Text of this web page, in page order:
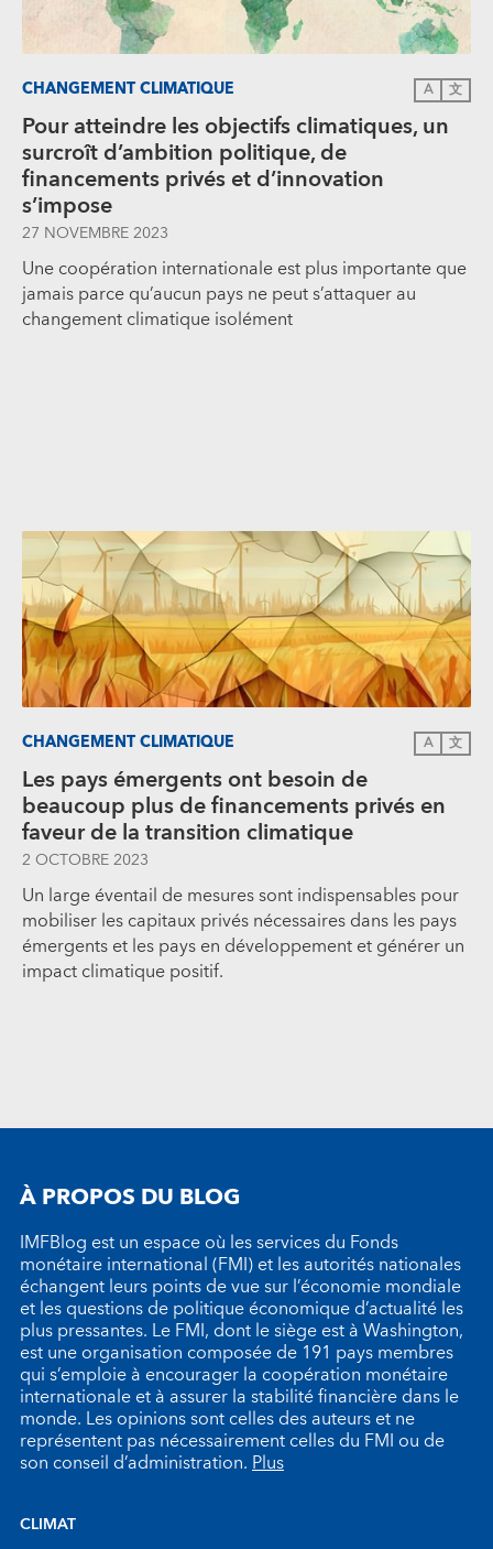
CHANGEMENT CLIMATIQUE A 文
Pour atteindre les objectifs climatiques, un
surcroît d’ambition politique, de
financements privés et d’innovation
s’impose
27 NOVEMBRE 2023
Une coopération internationale est plus importante que
jamais parce qu’aucun pays ne peut s’attaquer au
changement climatique isolément
CHANGEMENT CLIMATIQUE A 文
Les pays émergents ont besoin de
beaucoup plus de financements privés en
faveur de la transition climatique
2 OCTOBRE 2023
Un large éventail de mesures sont indispensables pour
mobiliser les capitaux privés nécessaires dans les pays
émergents et les pays en développement et générer un
impact climatique positif.
À PROPOS DU BLOG
IMFBlog est un espace où les services du Fonds
monétaire international (FMI) et les autorités nationales
échangent leurs points de vue sur l’économie mondiale
et les questions de politique économique d’actualité les
plus pressantes. Le FMI, dont le siège est à Washington,
est une organisation composée de 191 pays membres
qui s’emploie à encourager la coopération monétaire
internationale et à assurer la stabilité financière dans le
monde. Les opinions sont celles des auteurs et ne
représentent pas nécessairement celles du FMI ou de
son conseil d’administration.Plus
CLIMAT